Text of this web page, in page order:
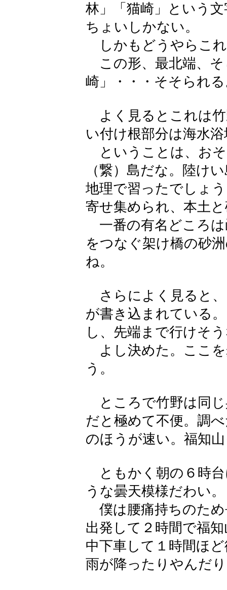
林」「猫崎」という
ちょいしかない。
しかもどうやらこ
この形、最北端、そ
崎」・・・そそられ
よく見るとこれは竹
い付け根部分は海水
ということは、お
（繋）島だな。陸け
地理で習ったでしょ
寄せ集められ、本土
一番の有名どころは
をつなぐ架け橋の砂
ね。
さらによく見ると
が書き込まれている
し、先端まで行けそ
よし決めた。ここ
う。
ところで竹野は同じ
だと極めて不便。調
のほうが速い。福知
ともかく朝の６時台
うな曇天模様だわい。
僕は腰痛持ちのため
出発して２時間で福
中下車して１時間ほ
雨が降ったりやんだ